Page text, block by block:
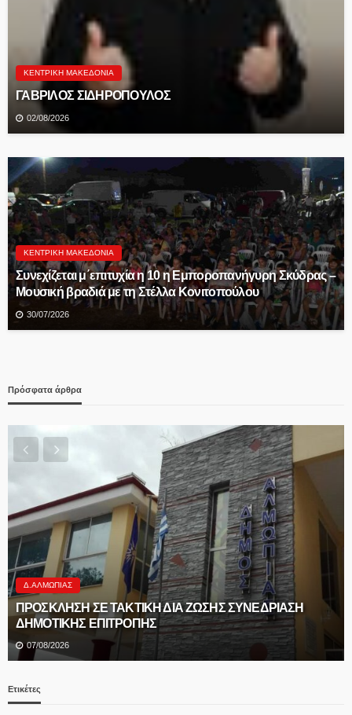
ΚΕΝΤΡΙΚΉ ΜΑΚΕΔΟΝΊΑ
ΓΑΒΡΙΛΟΣ ΣΙΔΗΡΟΠΟΥΛΟΣ
02/08/2026
ΚΕΝΤΡΙΚΉ ΜΑΚΕΔΟΝΊΑ
Συνεχίζεται μ΄επιτυχία η 10 η Εμποροπανήγυρη Σκύδρας –
Μουσική βραδιά με τη Στέλλα Κονιτοπούλου
30/07/2026
Πρόσφατα άρθρα
Δ.ΑΛΜΩΠΊΑΣ
ΠΡΟΣΚΛΗΣΗ ΣΕ ΤΑΚΤΙΚΗ ΔΙΑ ΖΩΣΗΣ ΣΥΝΕΔΡΙΑΣΗ
ΔΗΜΟΤΙΚΗΣ ΕΠΙΤΡΟΠΗΣ
07/08/2026
Ετικέτες